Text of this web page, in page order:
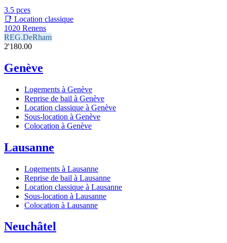
3.5 pces
📑 Location classique
1020 Renens
REG.DeRham
2'180.00
Genève
Logements à Genève
Reprise de bail à Genève
Location classique à Genève
Sous-location à Genève
Colocation à Genève
Lausanne
Logements à Lausanne
Reprise de bail à Lausanne
Location classique à Lausanne
Sous-location à Lausanne
Colocation à Lausanne
Neuchâtel